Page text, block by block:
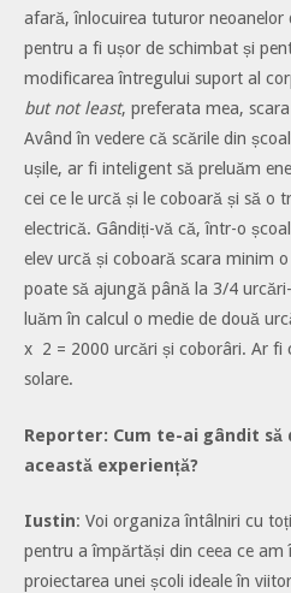
afară, înlocuirea tuturor neoanelor
pentru a fi ușor de schimbat și
modificarea întregului suport al
but not least, preferata mea,
Având în vedere că scările din
ușile, ar fi inteligent să preluăm
cei ce le urcă și le coboară și să o
electrică. Gândiți-vă că, într-o
elev urcă și coboară scara minim
poate să ajungă până la 3/4
luăm în calcul o medie de două
x 2 = 2000 urcări și coborâri. Ar fi
solare.
Reporter: Cum te-ai gândit să
această experiență?
Iustin: Voi organiza întâlniri cu
pentru a împărtăși din ceea ce am
proiectarea unei școli ideale în